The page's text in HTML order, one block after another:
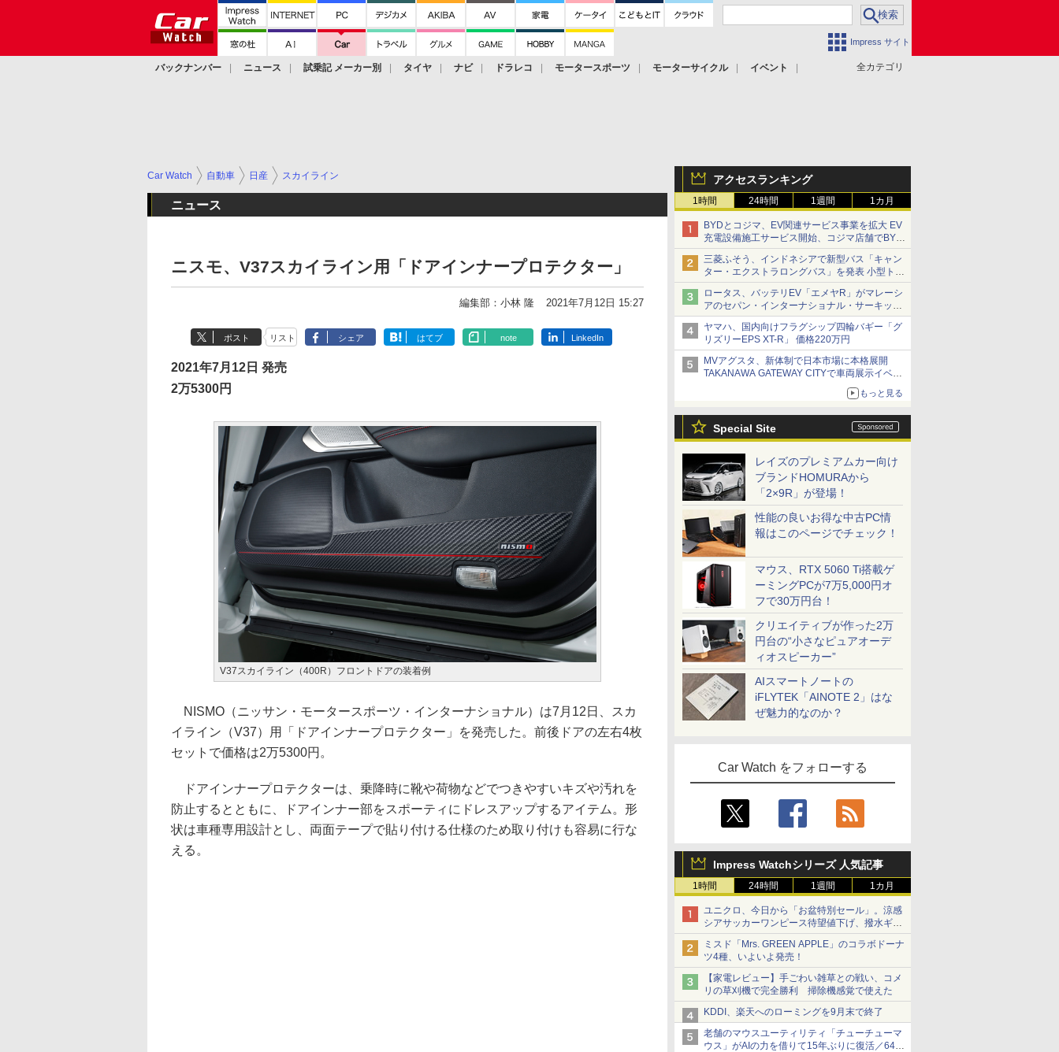
Impress サイト
全カテゴリ
バックナンバー ニュース 試乗記 メーカー別 タイヤ ナビ ドラレコ モータースポーツ モーターサイクル
イベント
アクセスランキング
1時間 24時間 1週間 1カ月
BYDとコジマ、EV関連サービス事業を拡大 EV
充電設備施工サービス開始、コジマ店舗でBYD
車の展示・試乗イベントを強化
三菱ふそう、インドネシアで新型バス「キャン
ター・エクストラロングバス」を発表 小型トラ
ックベースの観光・旅客輸送向けバス
ロータス、バッテリEV「エメヤR」がマレーシ
アのセパン・インターナショナル・サーキット
のBEV最速タイムを樹立
ヤマハ、国内向けフラグシップ四輪バギー「グ
リズリーEPS XT-R」 価格220万円
MVアグスタ、新体制で日本市場に本格展開
TAKANAWA GATEWAY CITYで車両展示イベン
もっと見る
Special Site
レイズのプレミアムカー向け
ブランドHOMURAから
「2×9R」が登場！
性能の良いお得な中古PC情
報はこのページでチェック！
マウス、RTX 5060 Ti搭載ゲ
ーミングPCが7万5,000円オ
フで30万円台！
クリエイティブが作った2万
円台の“小さなピュアオーデ
ィオスピーカー”
AIスマートノートの
iFLYTEK「AINOTE 2」はな
ぜ魅力的なのか？
Car Watch をフォローする
Impress Watchシリーズ 人気記事
1時間 24時間 1週間 1カ月
ユニクロ、今日から「お盆特別セール」。涼感
シアサッカーワンピース待望値下げ、撥水ギア
ショーツは1990円に
ミスド「Mrs. GREEN APPLE」のコラボドーナ
ツ4種、いよいよ発売！
【家電レビュー】手ごわい雑草との戦い、コメ
リの草刈機で完全勝利 掃除機感覚で使えた
KDDI、楽天へのローミングを9月末で終了
老舗のマウスユーティリティ「チューチューマ
ウス」がAIの力を借りて15年ぶりに復活／64bit
Car Watch 自動車 日産 スカイライン
ニュース
ニスモ、V37スカイライン用「ドアインナープロテクター」
編集部：小林 隆 2021年7月12日 15:27
ポスト リスト シェア はてブ note LinkedIn
2021年7月12日 発売
2万5300円
V37スカイライン（400R）フロントドアの装着例
NISMO（ニッサン・モータースポーツ・インターナショナル）は7月12日、スカ
イライン（V37）用「ドアインナープロテクター」を発売した。前後ドアの左右4枚
セットで価格は2万5300円。
ドアインナープロテクターは、乗降時に靴や荷物などでつきやすいキズや汚れを
防止するとともに、ドアインナー部をスポーティにドレスアップするアイテム。形
状は車種専用設計とし、両面テープで貼り付ける仕様のため取り付けも容易に行な
える。